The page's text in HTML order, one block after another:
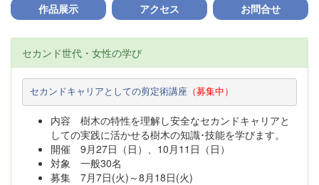
作品展示
アクセス お問合せ
セカンド世代・女性の学び
セカンドキャリアとしての剪定術講座（募集中）
内容 樹木の特性を理解し安全なセカンドキャリアと
しての実践に活かせる樹木の知識･技能を学びます。
開催 9月27日（日）、10月11日（日）
対象 一般30名
募集 7月7日(火)～8月18日(火)